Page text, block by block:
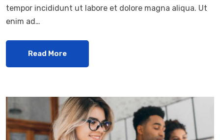
tempor incididunt ut labore et dolore magna aliqua. Ut
enim ad…
Read More